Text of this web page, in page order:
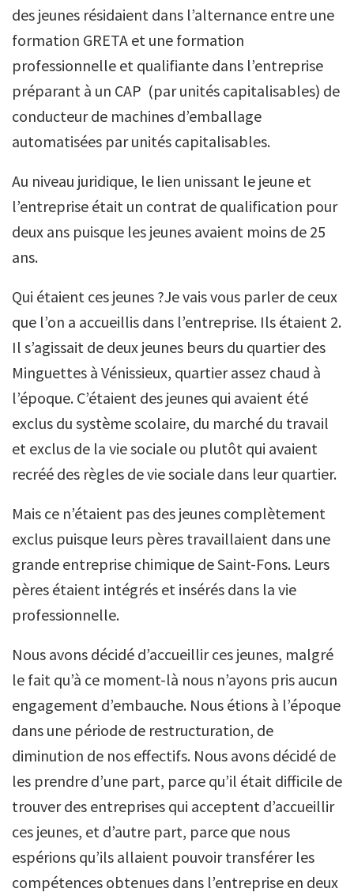
des jeunes résidaient dans l’alternance entre une
formation GRETA et une formation
professionnelle et qualifiante dans l’entreprise
préparant à un CAP (par unités capitalisables) de
conducteur de machines d’emballage
automatisées par unités capitalisables.
Au niveau juridique, le lien unissant le jeune et
l’entreprise était un contrat de qualification pour
deux ans puisque les jeunes avaient moins de 25
ans.
Qui étaient ces jeunes ?Je vais vous parler de ceux
que l’on a accueillis dans l’entreprise. Ils étaient 2.
Il s’agissait de deux jeunes beurs du quartier des
Minguettes à Vénissieux, quartier assez chaud à
l’époque. C’étaient des jeunes qui avaient été
exclus du système scolaire, du marché du travail
et exclus de la vie sociale ou plutôt qui avaient
recréé des règles de vie sociale dans leur quartier.
Mais ce n’étaient pas des jeunes complètement
exclus puisque leurs pères travaillaient dans une
grande entreprise chimique de Saint-Fons. Leurs
pères étaient intégrés et insérés dans la vie
professionnelle.
Nous avons décidé d’accueillir ces jeunes, malgré
le fait qu’à ce moment-là nous n’ayons pris aucun
engagement d’embauche. Nous étions à l’époque
dans une période de restructuration, de
diminution de nos effectifs. Nous avons décidé de
les prendre d’une part, parce qu’il était difficile de
trouver des entreprises qui acceptent d’accueillir
ces jeunes, et d’autre part, parce que nous
espérions qu’ils allaient pouvoir transférer les
compétences obtenues dans l’entreprise en deux